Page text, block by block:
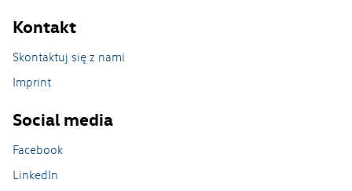
Zakład Caddy w Antoninku
Zakład Crafter Września
Odlewnia na Wildzie
Zakład w Swarzędzu
Kontakt
Skontaktuj się z nami
Imprint
Social media
Facebook
LinkedIn